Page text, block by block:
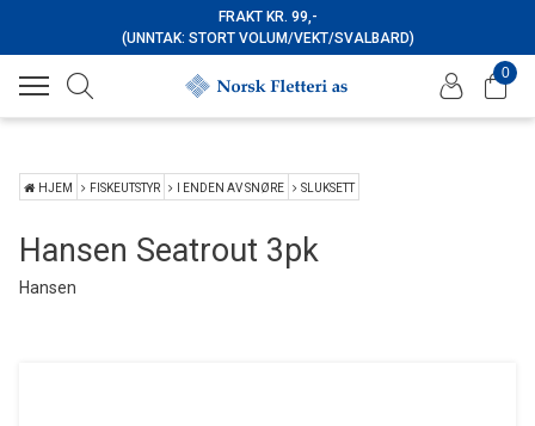
FRAKT KR. 99,-
(UNNTAK: STORT VOLUM/VEKT/SVALBARD)
0
HJEM FISKEUTSTYR I ENDEN AV SNØRE SLUKSETT
Hansen Seatrout 3pk
Hansen